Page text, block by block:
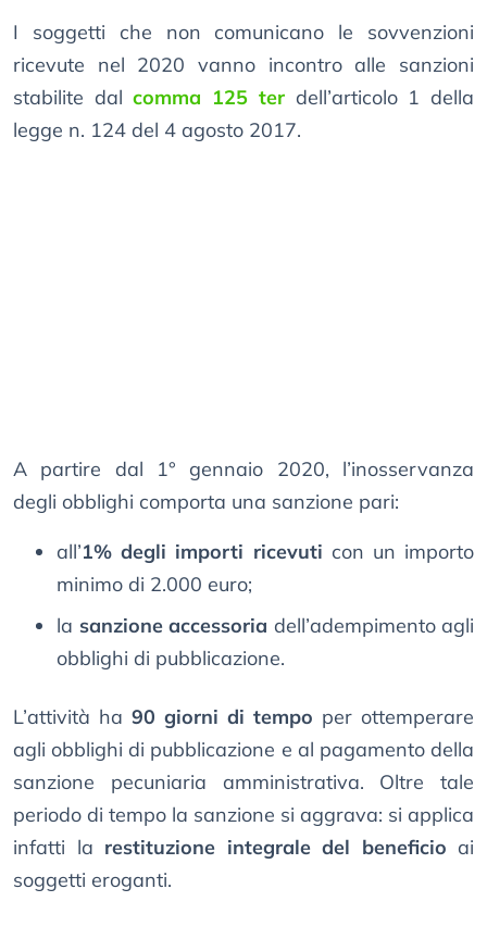
I soggetti che non comunicano le sovvenzioni
ricevute nel 2020 vanno incontro alle sanzioni
stabilite dalcomma 125 terdell’articolo 1 della
legge n. 124 del 4 agosto 2017.
A partire dal 1° gennaio 2020, l’inosservanza
degli obblighi comporta una sanzione pari:
all’1% degli importi ricevuti con un importo
minimo di 2.000 euro;
la sanzione accessoria dell’adempimento agli
obblighi di pubblicazione.
L’attività ha 90 giorni di tempo per ottemperare
agli obblighi di pubblicazione e al pagamento della
sanzione pecuniaria amministrativa. Oltre tale
periodo di tempo la sanzione si aggrava: si applica
infatti la restituzione integrale del beneficio ai
soggetti eroganti.